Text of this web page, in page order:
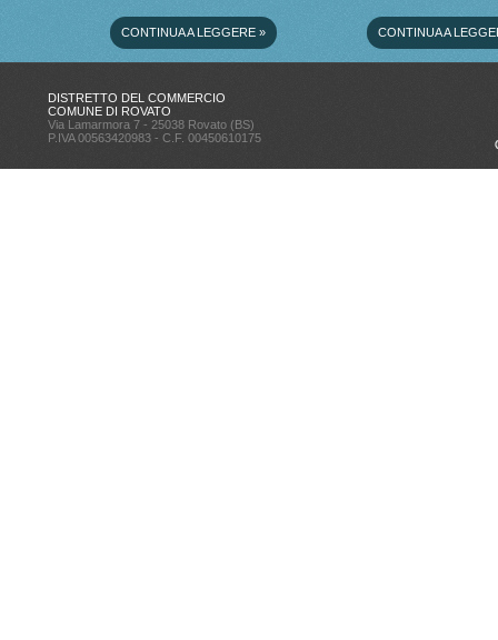
CONTINUA A LEGGERE » CONTINUA A
DISTRETTO DEL COMMERCIO
COMUNE DI ROVATO
Via Lamarmora 7 - 25038 Rovato (BS)
P.IVA 00563420983 - C.F. 00450610175